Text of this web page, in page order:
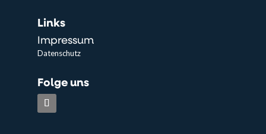
Links
Impressum
Datenschutz
Folge uns